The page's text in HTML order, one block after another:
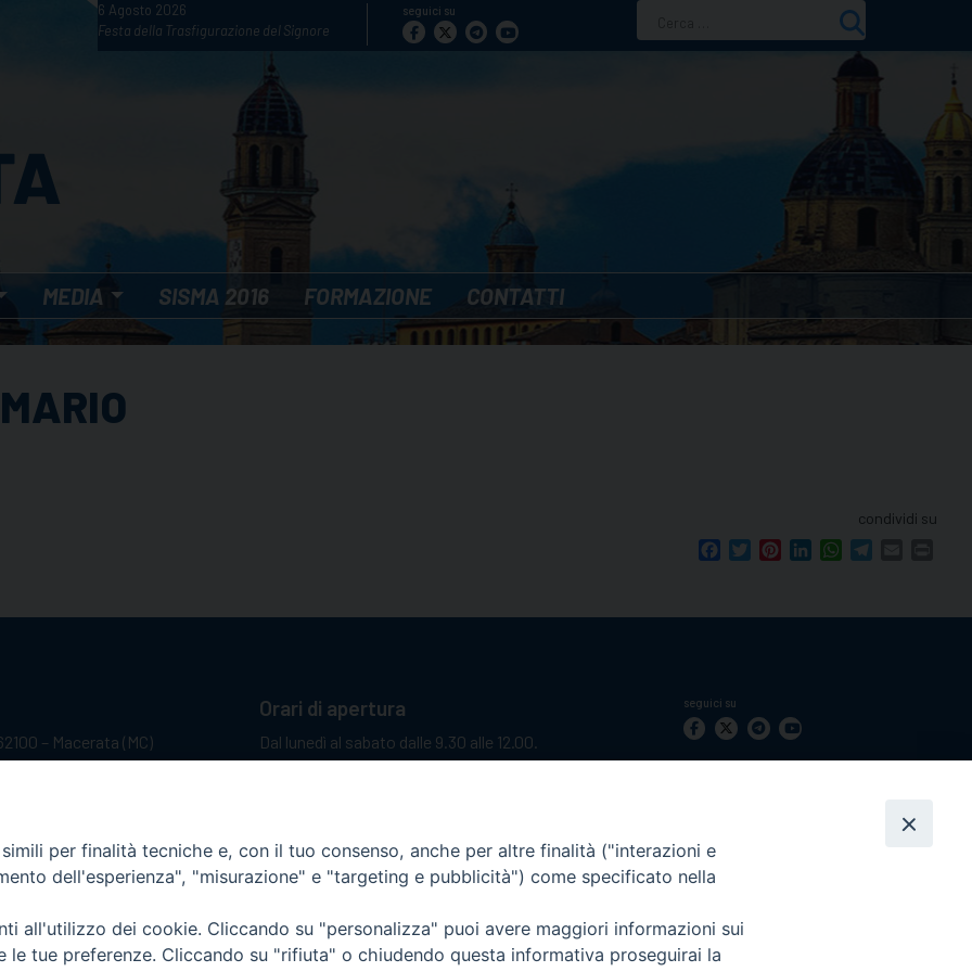
6 Agosto 2026
Festa della Trasfigurazione del Signore
seguici su
per:
MEDIA SISMA 2016 FORMAZIONE CONTATTI
condividi su
FacebookTwitterPinterestLinkedInWhatsApp
– Macerata (MC)
+39 349 1787015
Orari di apertura
Dal lunedì al sabato dalle 9.30 alle 12.00.
Il pomeriggio solo su appuntamento.
seguici su
per finalità tecniche e, con il tuo consenso, anche per altre finalità ("interazioni e
dell'esperienza", "misurazione" e "targeting e pubblicità") come specificato nella
all'utilizzo dei cookie. Cliccando su "personalizza" puoi avere maggiori informazioni sui
le tue preferenze. Cliccando su "rifiuta" o chiudendo questa informativa proseguirai la